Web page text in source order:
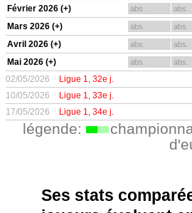
Février 2026 (+) abs. abs.
Mars 2026 (+) abs. abs.
Avril 2026 (+) abs. abs.
Mai 2026 (+) abs. abs.
02/05/2026 Ligue 1, 32e j.
10/05/2026
Ligue 1, 33e j.
17/05/2026
Ligue 1, 34e j.
légende:
Ses stats